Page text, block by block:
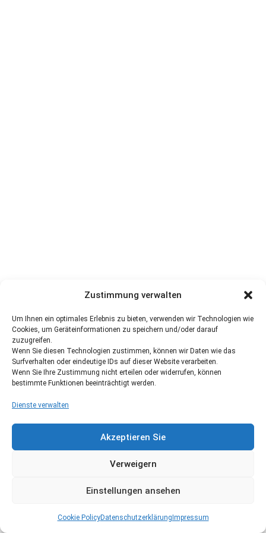
Zustimmung verwalten
Um Ihnen ein optimales Erlebnis zu bieten, verwenden wir Technologien wie
Cookies, um Geräteinformationen zu speichern und/oder darauf
zuzugreifen.
Wenn Sie diesen Technologien zustimmen, können wir Daten wie das
Surfverhalten oder eindeutige IDs auf dieser Website verarbeiten.
Wenn Sie Ihre Zustimmung nicht erteilen oder widerrufen, können
bestimmte Funktionen beeinträchtigt werden.
Dienste verwalten
Akzeptieren Sie
Verweigern
Einstellungen ansehen
Cookie PolicyDatenschutzerklärung Impressum